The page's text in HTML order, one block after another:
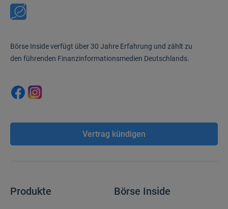
Börse Inside verfügt über 30 Jahre Erfahrung und zählt zu
den führenden Finanzinformationsmedien Deutschlands.
Vertrag kündigen
Produkte Börse Inside